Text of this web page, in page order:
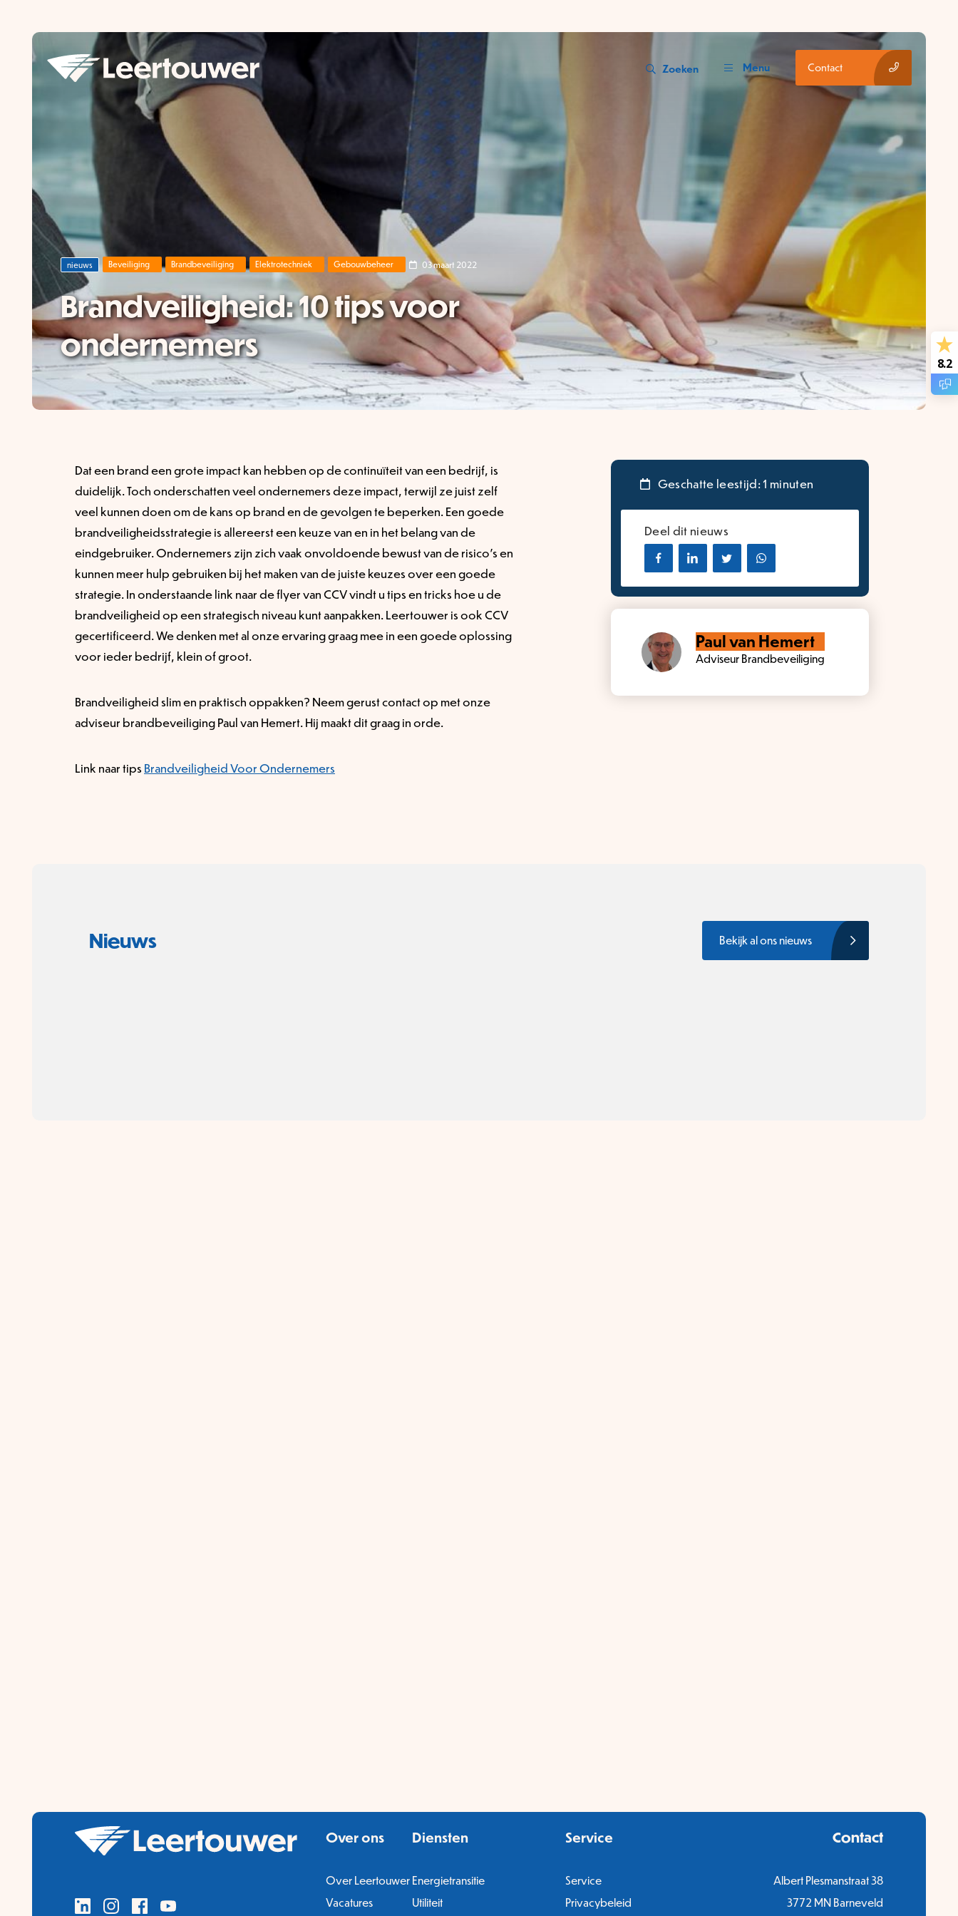
Zoeken Menu Contact
Brandveiligheid: 10 tips voor
ondernemers
nieuws Beveiliging Brandbeveiliging Elektrotechniek Gebouwbeheer 03 maart 2022
Dat een brand een grote impact kan hebben op de continuïteit van een bedrijf, is
duidelijk. Toch onderschatten veel ondernemers deze impact, terwijl ze juist zelf
veel kunnen doen om de kans op brand en de gevolgen te beperken. Een goede
brandveiligheidsstrategie is allereerst een keuze van en in het belang van de
eindgebruiker. Ondernemers zijn zich vaak onvoldoende bewust van de risico’s en
kunnen meer hulp gebruiken bij het maken van de juiste keuzes over een goede
strategie. In onderstaande link naar de flyer van CCV vindt u tips en tricks hoe u de
brandveiligheid op een strategisch niveau kunt aanpakken. Leertouwer is ook CCV
gecertificeerd. We denken met al onze ervaring graag mee in een goede oplossing
voor ieder bedrijf, klein of groot.
Brandveiligheid slim en praktisch oppakken? Neem gerust contact op met onze
adviseur brandbeveiliging Paul van Hemert. Hij maakt dit graag in orde.
Link naar tips Brandveiligheid Voor Ondernemers
Geschatte leestijd: 1 minuten
Deel dit nieuws
Paul van Hemert
Adviseur Brandbeveiliging
Nieuws Bekijk al ons nieuws
Over ons
Over Leertouwer
Vacatures
Diensten
Energietransitie
Utiliteit
Service
Service
Privacybeleid
Contact
Albert Plesmanstraat 38
3772 MN Barneveld
8.2